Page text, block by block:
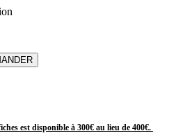
est disponible à 300€ au lieu de 400€.